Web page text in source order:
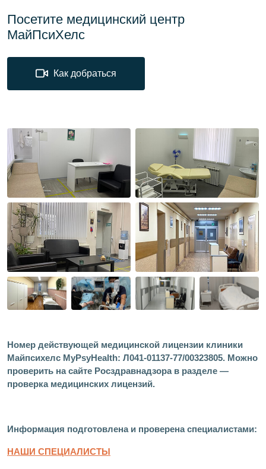
Посетите медицинский центр
МайПсиХелс
Как добраться
Номер действующей медицинской лицензии клиники
Майпсихелс MyPsyHealth: Л041-01137-77/00323805. Можно
проверить на сайте Росздравнадзора в разделе —
проверка медицинских лицензий.
Информация подготовлена и проверена специалистами:
НАШИ СПЕЦИАЛИСТЫ